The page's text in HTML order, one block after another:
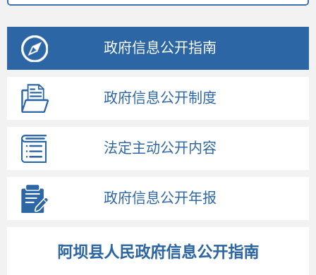
政府信息公开指南
政府信息公开制度
法定主动公开内容
政府信息公开年报
阿坝县人民政府信息公开指南